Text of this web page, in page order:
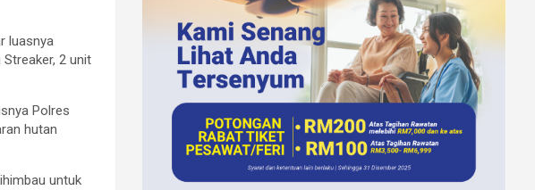
luasnya
2 unit
Polres
hutan
untuk